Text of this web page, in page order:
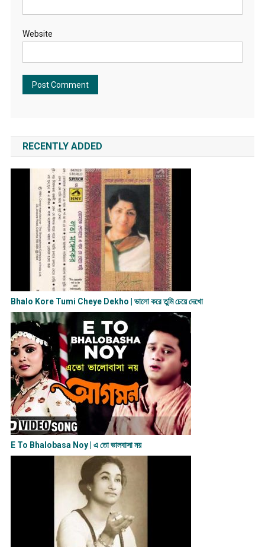
Website
RECENTLY ADDED
Bhalo Kore Tumi Cheye Dekho | ভালো করে তুমি চেয়ে দেখো
E To Bhalobasa Noy | এ তো ভালবাসা ন​য়